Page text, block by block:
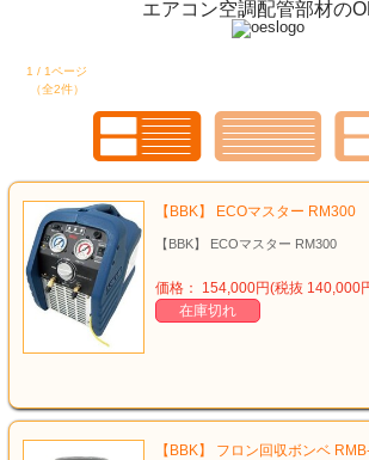
エアコン空調配管部材の
1 / 1ページ
（全2件）
【BBK】 ECOマスター RM300
【BBK】 ECOマスター RM300
価格： 154,000円(税抜 140,000
在庫切れ
【BBK】 フロン回収ボンベ